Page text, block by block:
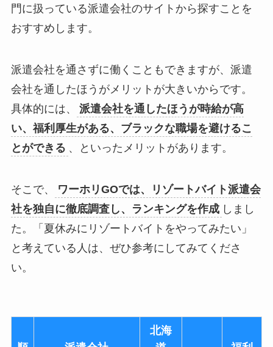
門に扱っている派遣会社のサイトから探すことを
おすすめします。
派遣会社を通さずに働くこともできますが、派遣
会社を通したほうがメリットが大きいからです。
具体的には、
派遣会社を通したほうが時給が高
い、福利厚生がある、ブラックな職場を避けるこ
とができる 、といったメリットがあります。
そこで、
ワーホリGOでは、リゾートバイト派遣会
社を独自に徹底調査し、ランキングを作成 しまし
た。「夏休みにリゾートバイトをやってみたい」
と考えている人は、ぜひ参考にしてみてくださ
い。
北海